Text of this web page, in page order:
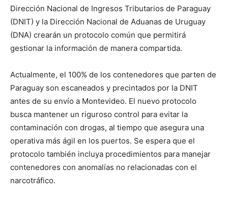
Dirección Nacional de Ingresos Tributarios de Paraguay
(DNIT) y la Dirección Nacional de Aduanas de Uruguay
(DNA) crearán un protocolo común que permitirá
gestionar la información de manera compartida.
Actualmente, el 100% de los contenedores que parten de
Paraguay son escaneados y precintados por la DNIT
antes de su envío a Montevideo. El nuevo protocolo
busca mantener un riguroso control para evitar la
contaminación con drogas, al tiempo que asegura una
operativa más ágil en los puertos. Se espera que el
protocolo también incluya procedimientos para manejar
contenedores con anomalías no relacionadas con el
narcotráfico.